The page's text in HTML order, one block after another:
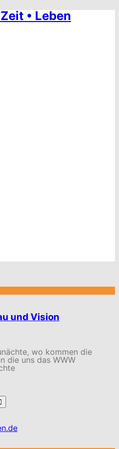
und Vision
wo kommen die
die uns das WWW